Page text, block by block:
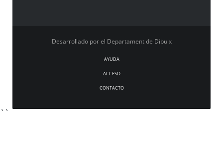
Desarrollado por el Departament de Dibuix
AYUDA
ACCESO
CONTACTO
``